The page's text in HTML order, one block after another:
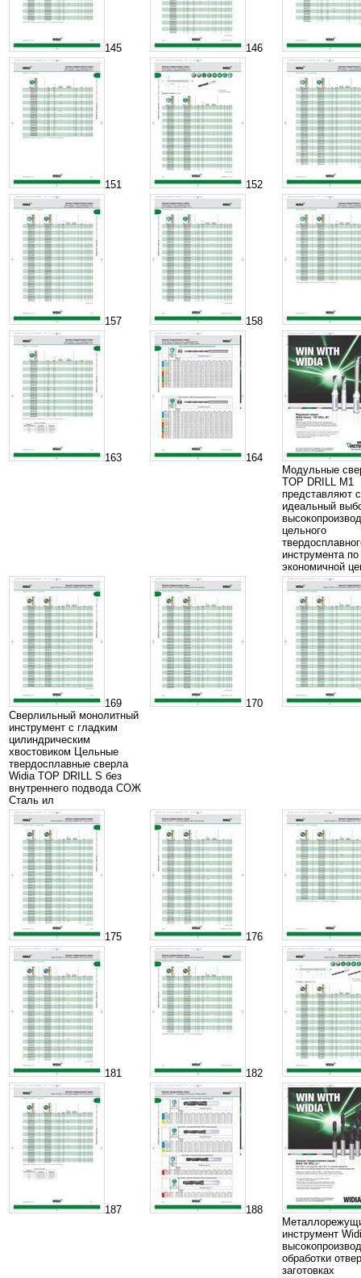
145 146
151 152
157 158
163
164
Модульные
TOP DRILL M1
представляют
идеальный
цельного
инструмента по
экономичной
169
Сверлильный монолитный
инструмент с гладким
цилиндрическим
хвостовиком Цельные
твердосплавные сверла
Widia TOP DRILL S без
внутреннего подвода СОЖ
Сталь ил
170
175 176
181 182
187
188
инструмент
обработки
заготовках